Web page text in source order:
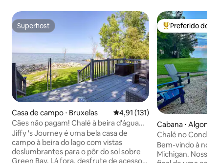
Superhost
Superhost
Casa de campo ⋅ Bruxelas 4,91 de uma avaliação média
4,91 (131)
Cães não pagam! Chalé à beira d'água
em Door County
Jiffy 's Journey é uma bela casa de
campo à beira do lago com vistas
deslumbrantes para o pôr do sol sobre
Green Bay. Lá fora, desfrute de acesso
Entre os
Preferido dos
Cabana ⋅ Algoma
Chalé no
Michigan | Sem
Bem-vindo à
Michigan. Nossa